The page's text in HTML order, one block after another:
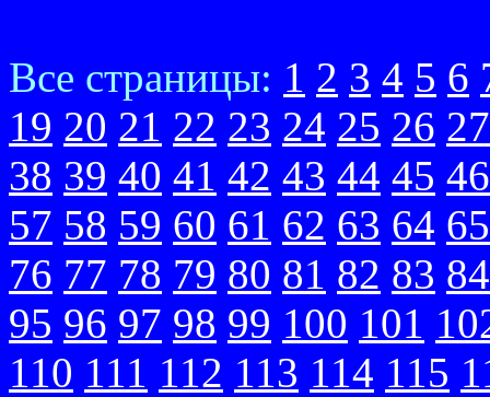
Все страницы: 1 2 3 4 5 6
19 20 21 22 23 24 25 26 27
38 39 40 41 42 43 44 45 46
57 58 59 60 61 62 63 64 65
76 77 78 79 80 81 82 83 84
95 96 97 98 99 100 101
110 111 112 113 114 115